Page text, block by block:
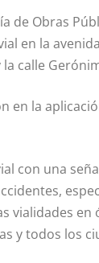
de Obras
en la
calle
en la
con una
vialidades
y todos los